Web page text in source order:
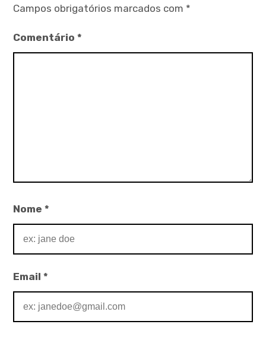
Campos obrigatórios marcados com *
Comentário*
Nome*
Email*